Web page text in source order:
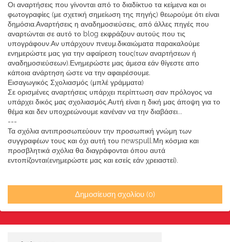
Οι αναρτήσεις που γίνονται από το διαδίκτυο τα κείμενα και οι
φωτογραφίες (με σχετική σημείωση της πηγής) θεωρούμε ότι είναι
δημόσια.Αναρτήσεις η αναδημοσιεύσεις, από άλλες πηγές που
αναρτώνται σε αυτό το blog εκφράζουν αυτούς που τις
υπογράφουν.Αν υπάρχουν πνευμ.δικαιώματα παρακαλούμε
ενημερώστε μας για την αφαίρεση τους(των αναρτήσεων ή
αναδημοσιεύσεων).Ενημερώστε μας άμεσα εάν θίγεστε απο
κάποια ανάρτηση ώστε να την αφαιρέσουμε.
Εισαγωγικός Σχολιασμός (μπλέ γράμματα)
Σε ορισμένες αναρτήσεις υπάρχει περίπτωση σαν πρόλογος να
υπάρχει δικός μας σχολιασμός.Αυτή είναι η δική μας άποψη για το
θέμα και δεν υποχρεώνουμε κανέναν να την διαβάσει...
---
Τα σχόλια αντιπροσωπεύουν την προσωπική γνώμη των
συγγραφέων τους και όχι αυτή του newspull.Μη κόσμια και
προσβλητικά σχόλια θα διαγράφονται όπου αυτά
εντοπίζονται(ενημερώστε μας και εσείς εάν χρειαστεί).
Δημοσίευση σχολίου (0)